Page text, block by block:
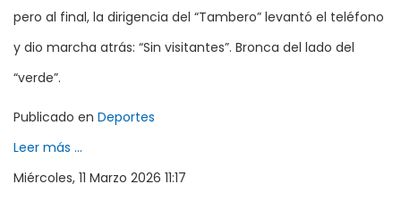
pero al final, la dirigencia del “Tambero” levantó el teléfono
y dio marcha atrás: “Sin visitantes”. Bronca del lado del
“verde”.
Publicado en Deportes
Leer más ...
Miércoles, 11 Marzo 2026 11:17